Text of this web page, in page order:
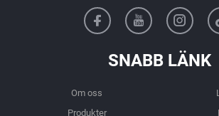
SNABB LÄNK
Om oss
Produkter